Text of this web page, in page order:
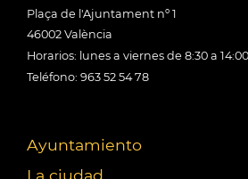
Plaça de l'Ajuntament nº 1
46002 València
Horarios: lunes a viernes de 8:30 a
Teléfono: 963 52 54 78
Ayuntamiento
La ciudad